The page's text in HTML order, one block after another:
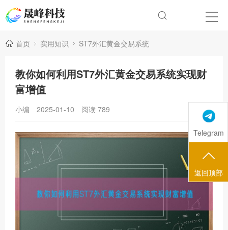
首页 实用知识 ST7外汇黄金交易系统
教你如何利用ST7外汇黄金交易系统实现财
富增值
小编 2025-01-10 阅读 789
Telegram
返回顶部